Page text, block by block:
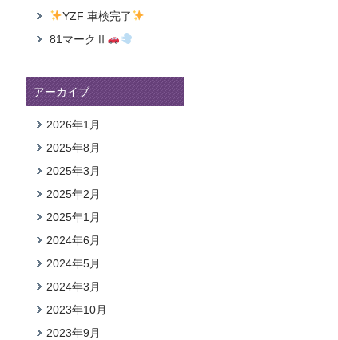
YZF 車検完了
81マークⅡ
アーカイブ
2026年1月
2025年8月
2025年3月
2025年2月
2025年1月
2024年6月
2024年5月
2024年3月
2023年10月
2023年9月